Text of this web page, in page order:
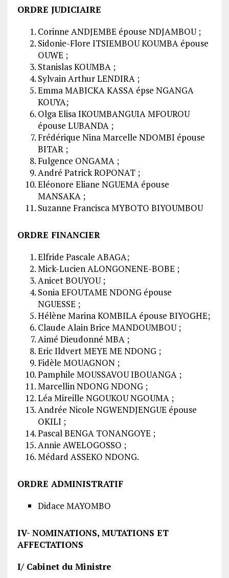
ORDRE JUDICIAIRE
Corinne ANDJEMBE épouse NDJAMBOU ;
Sidonie-Flore ITSIEMBOU KOUMBA épouse
OUWE ;
Stanislas KOUMBA ;
Sylvain Arthur LENDIRA ;
Emma MABICKA KASSA épse NGANGA
KOUYA;
Olga Elisa IKOUMBANGUIA MFOUROU
épouse LUBANDA ;
Frédérique Nina Marcelle NDOMBI épouse
BITAR ;
Fulgence ONGAMA ;
André Patrick ROPONAT ;
Eléonore Eliane NGUEMA épouse
MANSAKA ;
Suzanne Francisca MYBOTO BIYOUMBOU
ORDRE FINANCIER
Elfride Pascale ABAGA;
Mick-Lucien ALONGONENE-BOBE ;
Anicet BOUYOU ;
Sonia EFOUTAME NDONG épouse
NGUESSE ;
Hélène Marina KOMBILA épouse BIYOGHE;
Claude Alain Brice MANDOUMBOU ;
Aimé Dieudonné MBA ;
Eric Ildvert MEYE ME NDONG ;
Fidèle MOUAGNON ;
Pamphile MOUSSAVOU IBOUANGA ;
Marcellin NDONG NDONG ;
Léa Mireille NGOUKOU NGOUMA ;
Andrée Nicole NGWENDJENGUE épouse
OKILI ;
Pascal BENGA TONANGOYE ;
Annie AWELOGOSSO ;
Médard ASSEKO NDONG.
ORDRE ADMINISTRATIF
Didace MAYOMBO
IV- NOMINATIONS, MUTATIONS ET
AFFECTATIONS
I/ Cabinet du Ministre